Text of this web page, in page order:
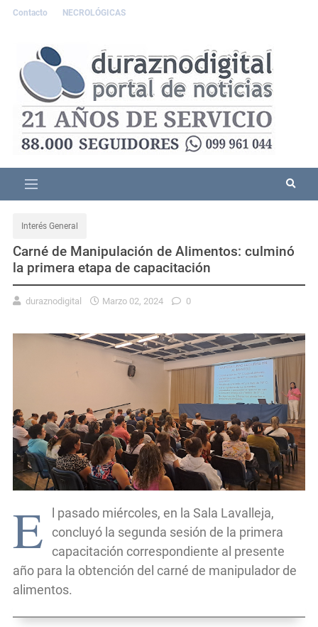
Contacto NECROLÓGICAS
Interés General
Carné de Manipulación de Alimentos: culminó
la primera etapa de capacitación
duraznodigital Marzo 02, 2024 0
E
l pasado miércoles, en la Sala Lavalleja,
concluyó la segunda sesión de la primera
capacitación correspondiente al presente
año para la obtención del carné de manipulador de
alimentos.